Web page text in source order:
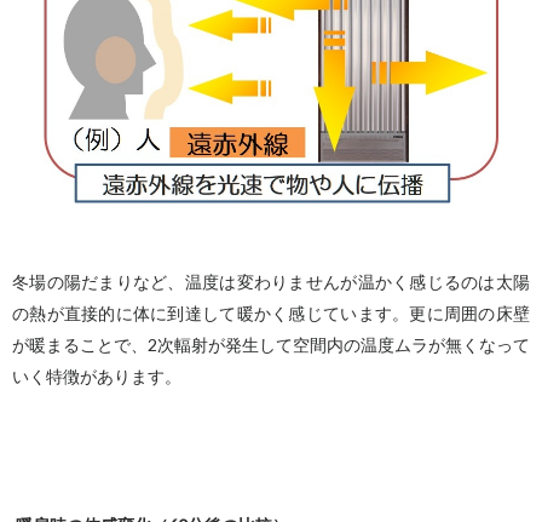
冬場の陽だまりなど、温度は変わりませんが温かく感じるのは太陽
の熱が直接的に体に到達して暖かく感じています。更に周囲の床壁
が暖まることで、2次輻射が発生して空間内の温度ムラが無くなって
いく特徴があります。